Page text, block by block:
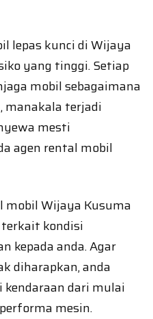
lepas kunci di Wijaya
yang tinggi. Setiap
mobil sebagaimana
manakala terjadi
mesti
agen rental mobil
mobil Wijaya Kusuma
kondisi
kepada anda. Agar
diharapkan, anda
dari mulai
mesin.